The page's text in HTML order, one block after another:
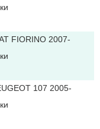
FIORINO 2007-
107 2005-